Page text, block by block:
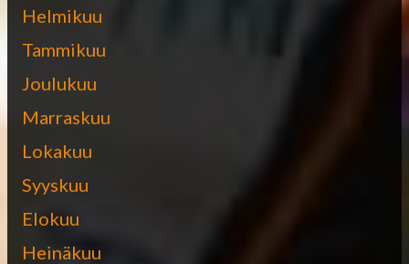
Helmikuu
Tammikuu
Joulukuu
Marraskuu
Lokakuu
Syyskuu
Elokuu
Heinäkuu